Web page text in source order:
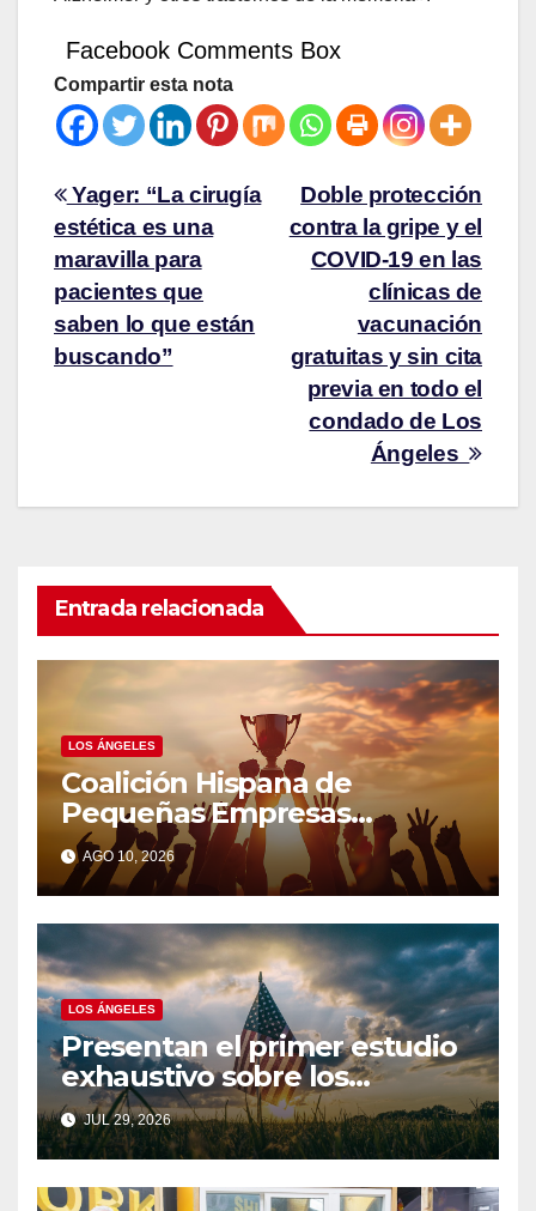
Facebook Comments Box
Compartir esta nota
Doble protección
contra la gripe y el
COVID-19 en las
clínicas de
vacunación
gratuitas y sin cita
previa en todo el
condado de Los
Ángeles
Yager: “La cirugía
estética es una
maravilla para
pacientes que
saben lo que están
buscando”
Entrada relacionada
LOS ÁNGELES
Coalición Hispana de
Pequeñas Empresas
Anuncia2026 Latinícima®
AGO 10, 2026
LOS ÁNGELES
Presentan el primer estudio
exhaustivo sobre los
trabajadores agrícolas
indocumentados afectados
por las redadas de
inmigración
JUL 29, 2026